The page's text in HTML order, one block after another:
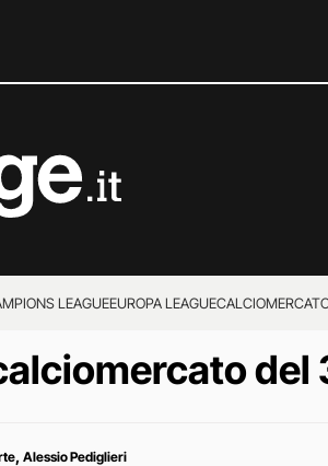
LEAGUEEUROPA LEAGUE
del
, Alessio Pediglieri